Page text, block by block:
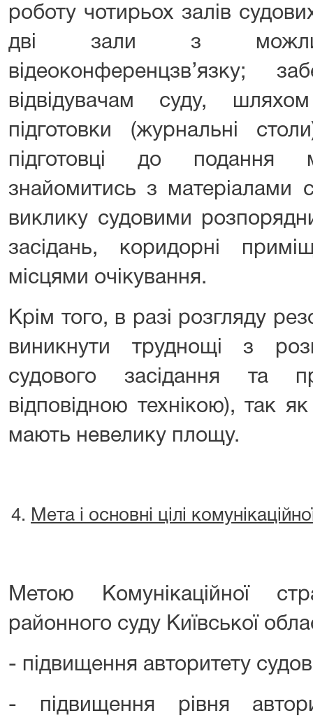
роботу чотирьох залів
дві зали з
відеоконференцзв’язку;
відвідувачам суду, шляхом
підготовки (журнальні
підготовці до подання
знайомитись з матеріалами
виклику судовими
засідань, коридорні
місцями очікування.
Крім того, в разі розгляду
виникнути труднощі з
судового засідання та
відповідною технікою), так
мають невелику площу.
Мета і основні цілі
Метою Комунікаційної
районного суду Київської
- підвищення авторитету
- підвищення рівня